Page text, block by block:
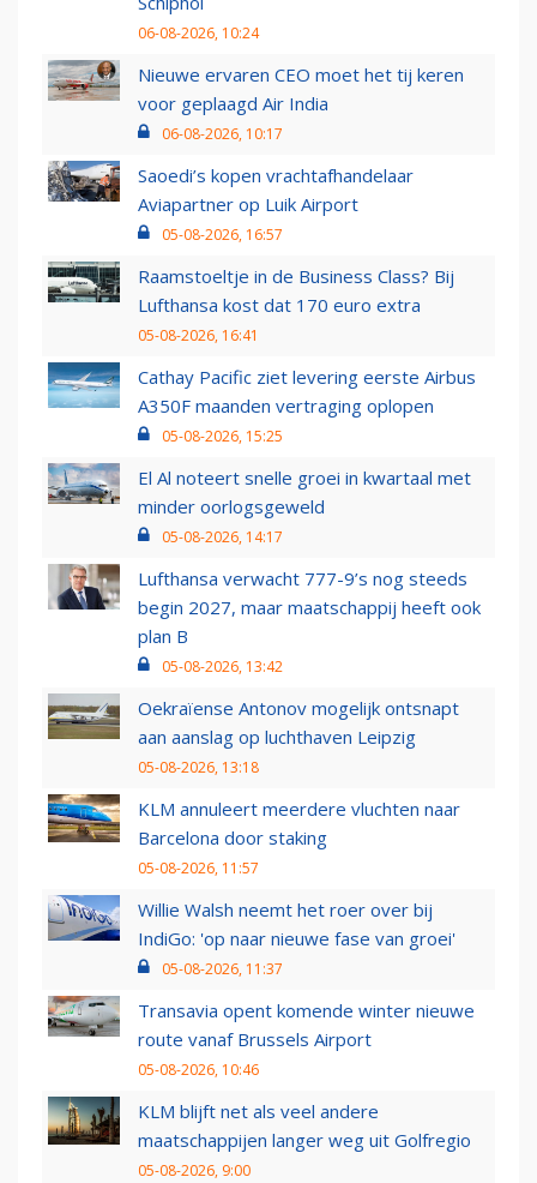
06-08-2026, 10:24
Nieuwe ervaren CEO moet het tij keren
voor geplaagd Air India
06-08-2026, 10:17
Saoedi’s kopen vrachtafhandelaar
Aviapartner op Luik Airport
05-08-2026, 16:57
Raamstoeltje in de Business Class? Bij
Lufthansa kost dat 170 euro extra
05-08-2026, 16:41
Cathay Pacific ziet levering eerste Airbus
A350F maanden vertraging oplopen
05-08-2026, 15:25
El Al noteert snelle groei in kwartaal met
minder oorlogsgeweld
05-08-2026, 14:17
Lufthansa verwacht 777-9’s nog steeds
begin 2027, maar maatschappij heeft ook
plan B
05-08-2026, 13:42
Oekraïense Antonov mogelijk ontsnapt
aan aanslag op luchthaven Leipzig
05-08-2026, 13:18
KLM annuleert meerdere vluchten naar
Barcelona door staking
05-08-2026, 11:57
Willie Walsh neemt het roer over bij
IndiGo: 'op naar nieuwe fase van groei'
05-08-2026, 11:37
Transavia opent komende winter nieuwe
route vanaf Brussels Airport
05-08-2026, 10:46
KLM blijft net als veel andere
maatschappijen langer weg uit Golfregio
05-08-2026, 9:00